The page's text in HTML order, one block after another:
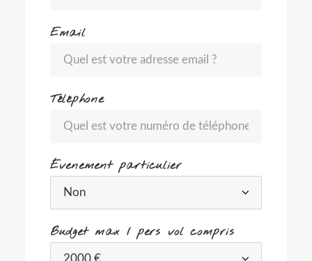
Email
Téléphone
Évenement particulier
Budget max / pers vol compris